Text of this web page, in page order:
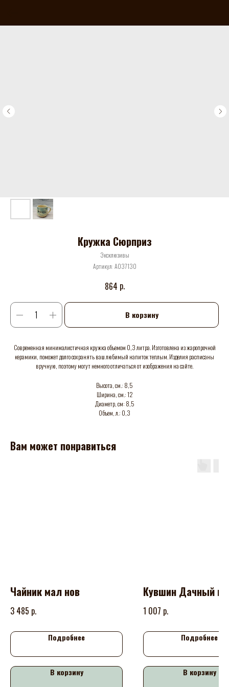
Кружка Сюрприз
Эксклюзивы
Артикул:А037130
864 р.
В корзину
Современная минималистичная кружка объемом 0,3 литра. Изготовлена из жаропрочной
керамики, поможет долго сохранять ваш любимый напиток теплым. Изделия расписаны
вручную, поэтому могут немного отличаться от изображения на сайте.
Высота, см.: 8,5
Ширина, см.: 12
Диаметр, см: 8,5
Объем, л.: 0,3
Вам может понравиться
Чайник мал нов
3 485 р.
Подробнее
В корзину
Кувшин Дачный
1 007 р.
Подробнее
В корзину